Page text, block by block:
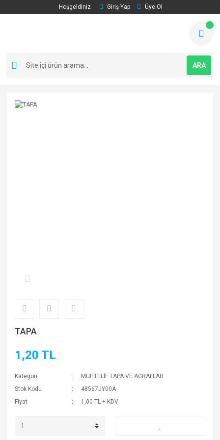
Hoşgeldiniz Giriş Yap Üye Ol
ARA
TAPA
1,20 TL
Kategori
MUHTELİF TAPA VE AGRAFLAR
Stok Kodu
48567JY00A
Fiyat
1,00 TL + KDV